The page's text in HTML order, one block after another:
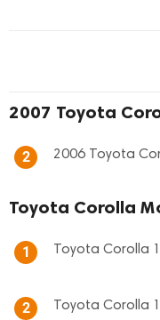
2007 Toyota
2 2006 Toyota
Toyota Corolla
1 Toyota Corolla
2 Toyota Corolla